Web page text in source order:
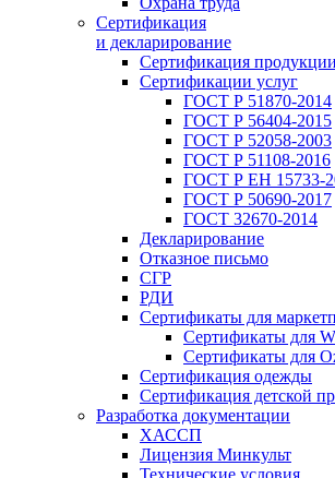
Сертификация
и декларирование
Сертификация продукции
Сертификации услуг
ГОСТ Р 51870-2014
ГОСТ Р 56404-2015
ГОСТ Р 52058-2003
ГОСТ Р 51108-2016
ГОСТ Р ЕН 15733-
ГОСТ Р 50690-2017
ГОСТ 32670-2014
Декларирование
Отказное письмо
СГР
РДИ
Сертификаты для
Сертификаты для
Сертификаты для
Сертификация одежды
Сертификация детской
Разработка документации
ХАССП
Лицензия Минкульт
Технические условия